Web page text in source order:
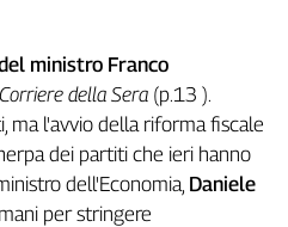
ministro Franco
Corriere della Sera (p.13 ).
ma l'avvio della riforma fiscale
dei partiti che ieri hanno
dell'Economia, Daniele
per stringere